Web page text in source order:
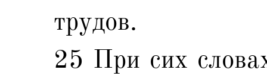
трудов.
25 При сих